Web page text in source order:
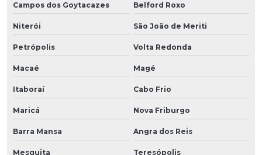
Campos dos Goytacazes Belford Roxo
Niterói São João de Meriti
Petrópolis Volta Redonda
Macaé Magé
Itaboraí Cabo Frio
Maricá Nova Friburgo
Barra Mansa Angra dos Reis
Mesquita Teresópolis